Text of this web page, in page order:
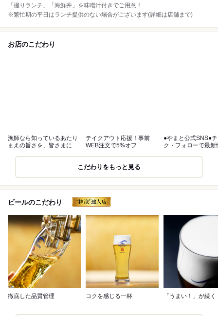
「握りランチ」「海鮮丼」を味噌汁付きでご用意！
※繁忙期の平日はランチ提供のない場合がございます(詳細は店舗まで)
お店のこだわり
漁師なら知っているあたり
まえの旨さを、皆さまに
テイクアウト応援！事前
WEB注文で5%オフ
●やまと公式SNS●
ク・フォローで最新
こだわりをもっと見る
ビールのこだわり
徹底した品質管理 コクを感じる一杯 「うまい！」が続く